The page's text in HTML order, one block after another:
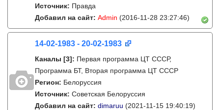
Источник: Правда
Добавил на сайт: Admin (2016-11-28 23:27:46)
14-02-1983 - 20-02-1983
Каналы [3]: Первая программа ЦТ СССР,
Программа БТ, Вторая программа ЦТ СССР
Регион: Белоруссия
Источник: Советская Белоруссия
Добавил на сайт: dimaruu (2021-11-15 19:40:19)